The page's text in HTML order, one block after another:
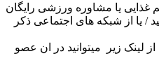
غذایی یا مشاوره ورزشی رایگان
/ یا از شبکه های اجتماعی ذکر
لینک زیر میتوانید در ان عصو